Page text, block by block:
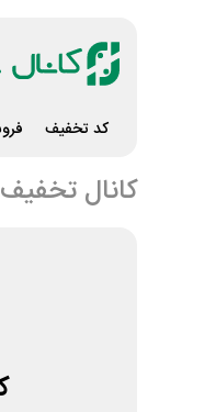
کد تخفیف
کانال تخفیف